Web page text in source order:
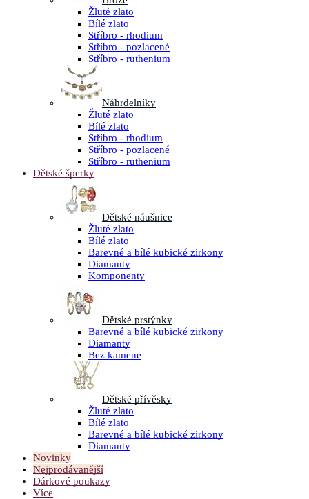
Žluté zlato
Bílé zlato
Stříbro - rhodium
Stříbro - pozlacené
Stříbro - ruthenium
Náhrdelníky
Žluté zlato
Bílé zlato
Stříbro - rhodium
Stříbro - pozlacené
Stříbro - ruthenium
Dětské šperky
Dětské náušnice
Žluté zlato
Bílé zlato
Barevné a bílé kubické zirkony
Diamanty
Komponenty
Dětské prstýnky
Barevné a bílé kubické zirkony
Diamanty
Bez kamene
Dětské přívěsky
Žluté zlato
Bílé zlato
Barevné a bílé kubické zirkony
Diamanty
Novinky
Nejprodávanější
Dárkové poukazy
Více